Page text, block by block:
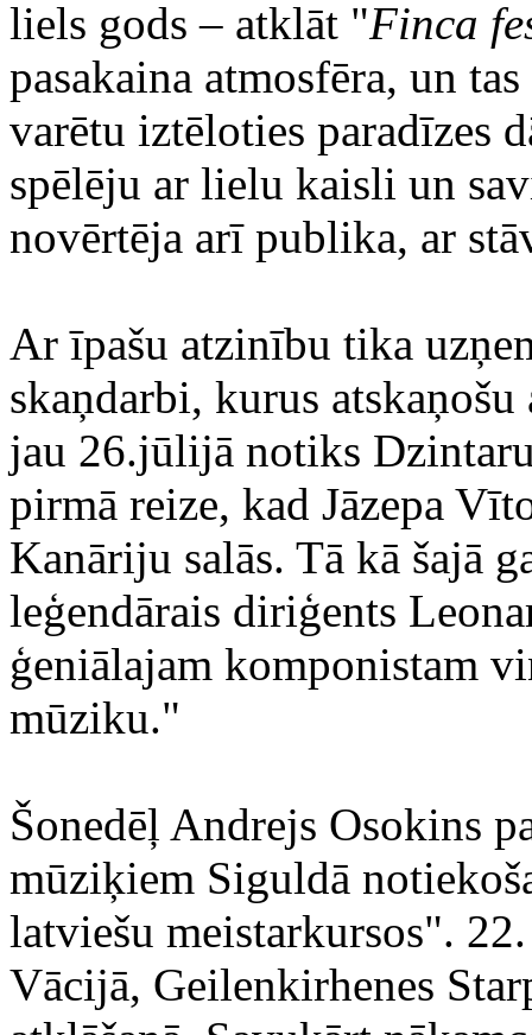
liels gods – atklāt "Finca
pasakaina atmosfēra, un
varētu iztēloties paradīzes
spēlēju ar lielu kaisli un
novērtēja arī publika, ar
Ar īpašu atzinību tika
skaņdarbi, kurus
jau 26.jūlijā notiks
pirmā reize, kad Jāzepa
Kanāriju salās. Tā kā šajā
leģendārais diriģents
ģeniālajam komponistam
mūziku."
Šonedēļ Andrejs Osokins
mūziķiem Siguldā
latviešu meistarkursos".
Vācijā, Geilenkirhenes